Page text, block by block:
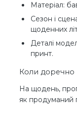
Матеріал:
Сезон і
щоденних
Деталі
принт.
Коли доречно
На щодень,
як продуманий